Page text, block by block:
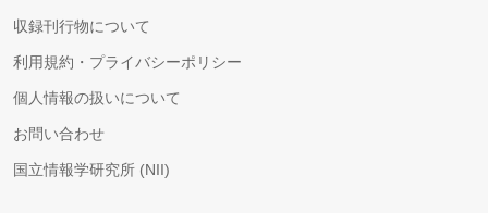
収録刊行物について
利用規約・プライバシーポリシー
個人情報の扱いについて
お問い合わせ
国立情報学研究所 (NII)